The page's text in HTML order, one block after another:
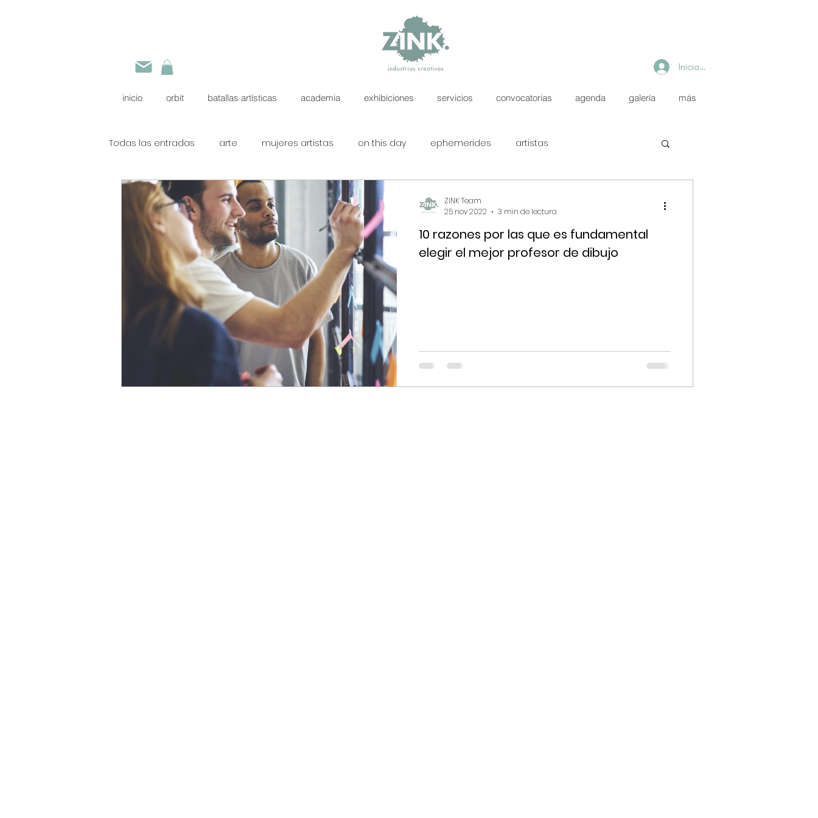
Iniciar sesión
inicio orbit batallas artísticas academia exhibiciones servicios convocatorias agenda galería más
Todas las entradas arte mujeres artistas on this day ephemerides artistas
efemérides en el arte 50 percent calendar girl
Mary Ellen Edwards Consejos para artistas
10 razones por las que es fundamental
elegir el mejor profesor de dibujo
ZINK Team
25 nov 2022
3 min de lectura